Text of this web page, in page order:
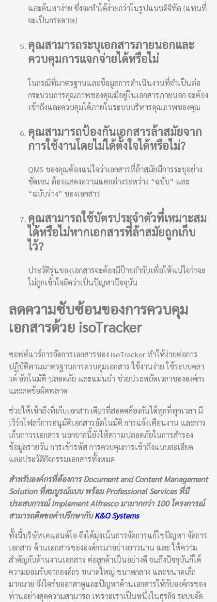
และค้นหาง่าย ซึ่งจะทำได้ง่ายกว่าในรูปแบบดิจิทัล (แทนที่
จะเป็นกระดาษ)
คุณสามารถระบุเอกสารภายนอกและ
ควบคุมการแจกจ่ายได้หรือไม่
ในกรณีที่มาตรฐานและข้อมูลการดำเนินงานที่จำเป็นต่อ
กระบวนการคุณภาพของคุณมีอยู่ในเอกสารภายนอก จะต้อง
เข้าถึงและควบคุมได้ภายในระบบบริหารคุณภาพของคุณ
คุณสามารถป้องกันเอกสารล้าสมัยจาก
การใช้งานโดยไม่ได้ตั้งใจได้หรือไม่?
QMS ของคุณต้องแน่ใจว่าเอกสารที่ล้าสมัยมีการระบุอย่าง
ชัดเจน ต้องแสดงความแตกต่างระหว่าง “ฉบับ” และ
“ฉบับร่าง” ของเอกสาร
คุณสามารถใช้บัตรประจำตัวที่เหมาะสม
ได้หรือไม่หากเอกสารที่ล้าสมัยถูกเก็บ
ไว้?
ประวัติรุ่นของเอกสารจะต้องมีป้ายกำกับเพื่อให้แน่ใจว่าจะ
ไม่ถูกเข้าใจผิดว่าเป็นปัญหาปัจจุบัน
ลดความซับซ้อนของการควบคุม
เอกสารด้วย isoTracker
ซอฟต์แวร์การจัดการเอกสารของ isoTracker ทำให้ง่ายต่อการ
ปฏิบัติตามมาตรฐานการควบคุมเอกสาร ใช้งานง่าย ใช้ระบบคลา
วด์ อัตโนมัติ ปลอดภัย และแม่นยำ ช่วยประหยัดเวลาขององค์กร
และลดข้อผิดพลาด
ช่วยให้เข้าถึงที่เก็บเอกสารเดียวที่สอดคล้องกันได้ทุกที่ทุกเวลา มี
เวิร์กโฟลว์การอนุมัติเอกสารอัตโนมัติ การแจ้งเตือนงาน และการ
เก็บถาวรเอกสาร นอกจากนี้ยังให้ความปลอดภัยในการสำรอง
ข้อมูลรายวัน การเข้ารหัส การควบคุมการเข้าถึงแบบละเอียด
และประวัติกิจกรรมเอกสารทั้งหมด
สำหรับองค์กรที่ต้องการ Document and Content Management
Solution ที่สมบูรณ์แบบ พร้อม Professional Services ที่มี
ประสบการณ์ Implement Alfresco มามากกว่า 100 โครงการณ์
สามารถติดขอคำปรึกษากับK&O Systems
ทั้งนี้บริษัทเคแอนด์โอ จึงได้มุ่งเน้นการจัดการแก้ไขปัญหา จัดการ
เอกสาร ด้านเอกสารขององค์กรมาอย่างยาวนาน และ ให้ความ
สำคัญกับด้านงานเอกสาร ต่อลูกค้าเป็นอย่างดี จนถึงปัจจุบันก็ได้
ความยอมรับจากองค์กร ขนาดใหญ่ ขนาดกลาง และขนาดเล็ก
มากมาย จึงใคร่ขออาสาดูและปัญหาด้านเอกสารให้กับองค์กรของ
ท่านอย่างสุดความสามารถ เพราะเราเป็นหนึ่งในธุรกิจ ระบบจัด